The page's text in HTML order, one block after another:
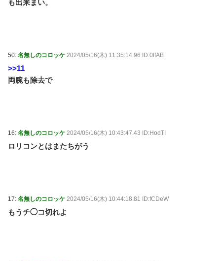
も出来まい。
50: 名無しのコロッケ 2024/05/16(木) 11:35:14.96 ID:0lfAB
>>11
両腕も除去で
16: 名無しのコロッケ 2024/05/16(木) 10:43:47.43 ID:HodTI
ロリコンとはまたちがう
17: 名無しのコロッケ 2024/05/16(木) 10:44:18.81 ID:fCDeW
もうチ◯コ切れよ